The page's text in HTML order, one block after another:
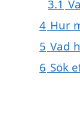
3.1
4 Hur
5 Vad
6 Sök